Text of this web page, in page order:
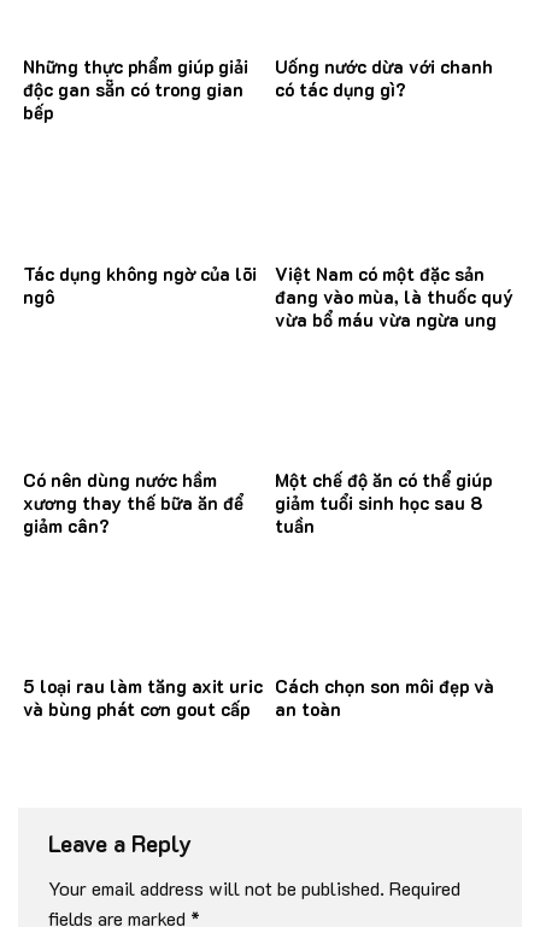
Những thực phẩm giúp giải
độc gan sẵn có trong gian
bếp
Uống nước dừa với chanh
có tác dụng gì?
Tác dụng không ngờ của lõi
ngô
Việt Nam có một đặc sản
đang vào mùa, là thuốc quý
vừa bổ máu vừa ngừa ung
Có nên dùng nước hầm
xương thay thế bữa ăn để
giảm cân?
Một chế độ ăn có thể giúp
giảm tuổi sinh học sau 8
tuần
5 loại rau làm tăng axit uric
và bùng phát cơn gout cấp
Cách chọn son môi đẹp và
an toàn
Leave a Reply
Your email address will not be published. Required
fields are marked *